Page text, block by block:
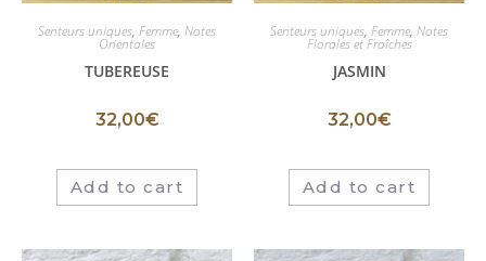
Senteurs uniques, Femme, Notes
Orientales
TUBEREUSE
32,00€
Add to cart
Senteurs uniques, Femme, Notes
Florales et Fraîches
JASMIN
32,00€
Add to cart